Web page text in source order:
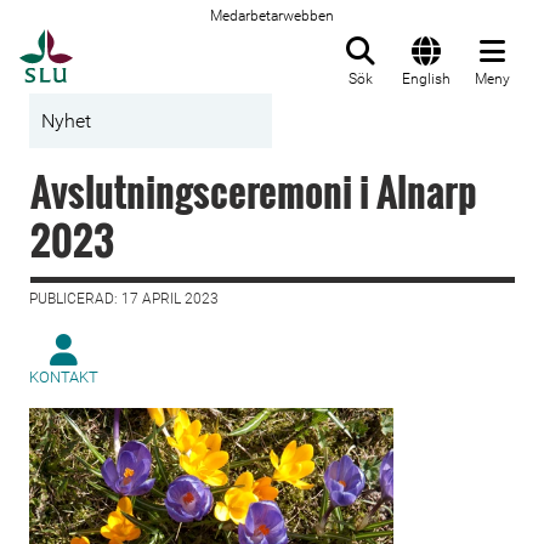
Medarbetarwebben
Sök English Meny
Nyhet
Avslutningsceremoni i Alnarp
2023
PUBLICERAD: 17 APRIL 2023
KONTAKT